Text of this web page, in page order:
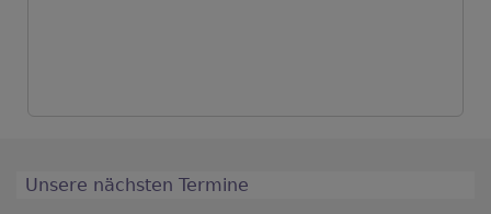
Unsere nächsten Termine